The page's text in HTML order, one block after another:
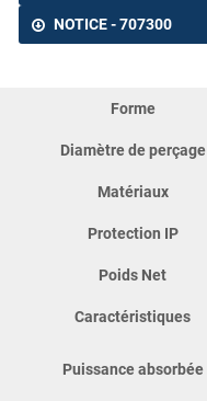
NOTICE - 707300
Forme
Diamètre de perçage
Matériaux
Protection IP
Poids Net
Caractéristiques
Puissance absorbée